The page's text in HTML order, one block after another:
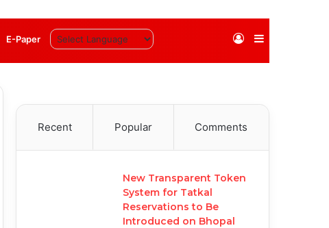
E-Paper Log
Recent Popular Comments
New Transparent Token
System for Tatkal
Reservations to Be
Introduced on Bhopal